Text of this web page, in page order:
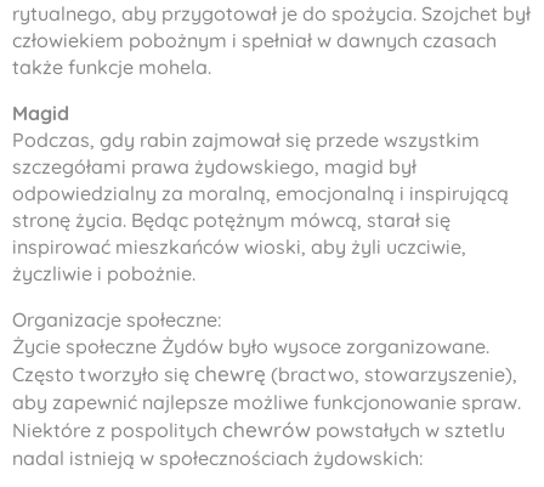
rytualnego, aby przygotował je do spożycia. Szojchet był
człowiekiem pobożnym i spełniał w dawnych czasach
także funkcje mohela.
Magid
Podczas, gdy rabin zajmował się przede wszystkim
szczegółami prawa żydowskiego, magid był
odpowiedzialny za moralną, emocjonalną i inspirującą
stronę życia. Będąc potężnym mówcą, starał się
inspirować mieszkańców wioski, aby żyli uczciwie,
życzliwie i pobożnie.
Organizacje społeczne:
Życie społeczne Żydów było wysoce zorganizowane.
Często tworzyło się chewrę (bractwo, stowarzyszenie),
aby zapewnić najlepsze możliwe funkcjonowanie spraw.
Niektóre z pospolitych chewrów powstałych w sztetlu
nadal istnieją w społecznościach żydowskich: